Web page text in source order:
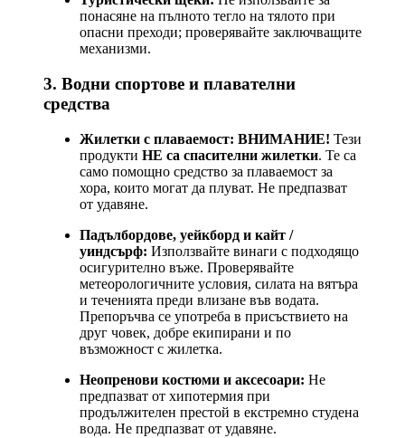
понасяне на пълното тегло на тялото при
опасни преходи; проверявайте заключващите
механизми.
3. Водни спортове и плавателни
средства
Жилетки с плаваемост: ВНИМАНИЕ! Тези
продукти НЕ са спасителни жилетки. Те са
само помощно средство за плаваемост за
хора, които могат да плуват. Не предпазват
от удавяне.
Падълбордове, уейкборд и кайт /
уиндсърф: Използвайте винаги с подходящо
осигурително въже. Проверявайте
метеорологичните условия, силата на вятъра
и теченията преди влизане във водата.
Препоръчва се употреба в присъствието на
друг човек, добре екипирани и по
възможност с жилетка.
Неопренови костюми и аксесоари: Не
предпазват от хипотермия при
продължителен престой в екстремно студена
вода. Не предпазват от удавяне.